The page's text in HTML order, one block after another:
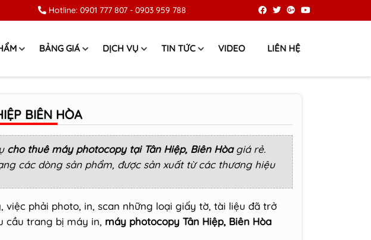
Hotline: 0901 777 807- 0903 959 788
BẢNG GIÁ DỊCH VỤ TIN TỨC VIDEO LIÊN HỆ
BIÊN HÒA
cho thuê máy photocopy tại Tân Hiệp, Biên Hòagiá rẻ.
các dòng sản phẩm, được sản xuất từ các thương hiệu
phải photo, in, scan những loại giấy tờ, tài liệu đã trở
cầu trang bị máy in, máy photocopy Tân Hiệp, Biên Hòa